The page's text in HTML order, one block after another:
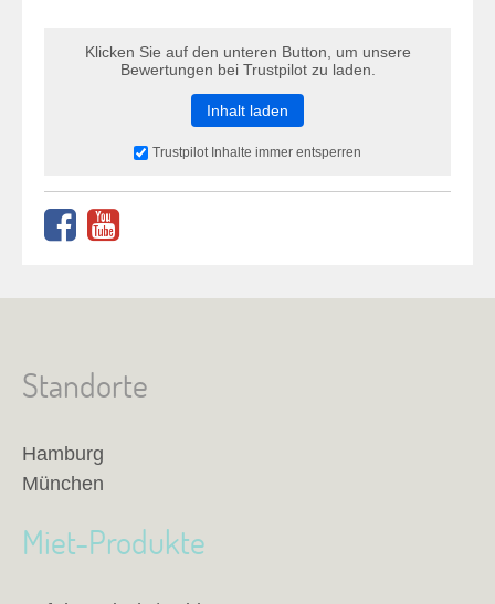
Klicken Sie auf den unteren Button, um unsere
Bewertungen bei Trustpilot zu laden.
Inhalt laden
Trustpilot Inhalte immer entsperren
Standorte
Hamburg
München
Miet-Produkte